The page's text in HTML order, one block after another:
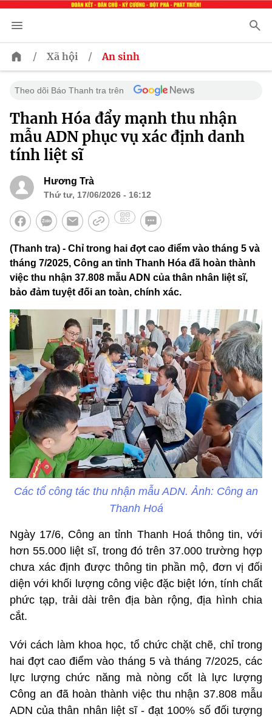
/ Xã hội / An sinh
Theo dõi Báo Thanh tra trên
Thanh Hóa đẩy mạnh thu nhận
mẫu ADN phục vụ xác định danh
tính liệt sĩ
Hương Trà
Thứ tư, 17/06/2026 - 16:12
(Thanh tra) - Chỉ trong hai đợt cao điểm vào tháng 5 và
tháng 7/2025, Công an tỉnh Thanh Hóa đã hoàn thành
việc thu nhận 37.808 mẫu ADN của thân nhân liệt sĩ,
bảo đảm tuyệt đối an toàn, chính xác.
Các tổ công tác thu nhận mẫu ADN. Ảnh: Công an
Thanh Hoá
Ngày 17/6, Công an tỉnh Thanh Hoá thông tin, với
hơn 55.000 liệt sĩ, trong đó trên 37.000 trường hợp
chưa xác định được thông tin phần mộ, đơn vị đối
diện với khối lượng công việc đặc biệt lớn, tính chất
phức tạp, trải dài trên địa bàn rộng, địa hình chia
cắt.
Với cách làm khoa học, tổ chức chặt chẽ, chỉ trong
hai đợt cao điểm vào tháng 5 và tháng 7/2025, các
lực lượng chức năng mà nòng cốt là lực lượng
Công an đã hoàn thành việc thu nhận 37.808 mẫu
ADN của thân nhân liệt sĩ - đạt 100% số đối tượng